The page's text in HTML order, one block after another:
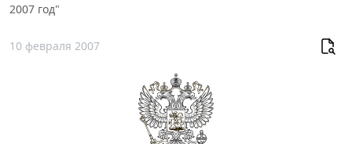
2007 год"
10 февраля 2007